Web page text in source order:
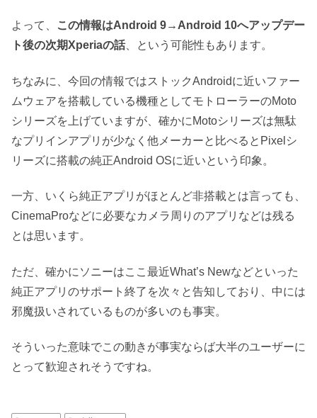
よって、
この情報はAndroid 9→Android 10へアップデー
ト後の次期Xperiaの話、という可能性もあります。
ちなみに、今回の情報ではストックAndroidに近いファー
ムウェアを搭載している機種としてモトローラーのMoto
シリーズを上げていますが、確かにMotoシリーズは無駄
なプリインアプリが少なく他メーカーと比べるとPixelシ
リーズに搭載の純正Android OSに近いという印象。
一方、いくら純正アプリがほとんど非搭載とは言っても、
CinemaProなどに必要なカメラ周りのアプリなどは残る
とは思います。
ただ、確かにソニーはここ最近What’s Newなどといった
純正アプリのサポート終了を次々と告知しており、中には
邪魔扱いされているものが多いのも事実。
そういった意味でこの動きが事実ならば大半のユーザーに
とって歓迎されそうですね。